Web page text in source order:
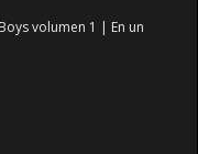
volumen 1 | En un